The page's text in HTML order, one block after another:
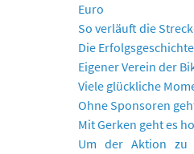
Euro
So verläuft die
Die
Eigener Verein der
Viele glückliche
Ohne Sponsoren
Mit Gerken geht es
Um der Aktion zu